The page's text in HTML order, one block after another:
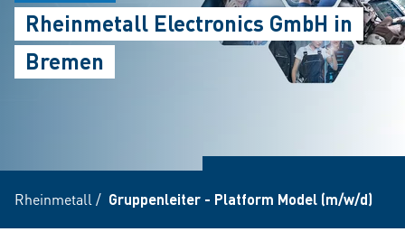
Rheinmetall Electronics GmbH in
Bremen
Rheinmetall / Gruppenleiter - Platform Model (m/w/d)